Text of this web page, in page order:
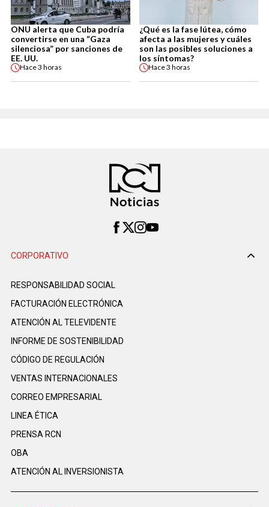
ONU alerta que Cuba podría
convertirse en una “Gaza
silenciosa” por sanciones de
EE. UU.
Hace3 horas
¿Qué es la fase lútea, cómo
afecta a las mujeres y cuáles
son las posibles soluciones a
los síntomas?
Hace3 horas
CORPORATIVO
RESPONSABILIDAD SOCIAL
FACTURACIÓN ELECTRÓNICA
ATENCIÓN AL TELEVIDENTE
INFORME DE SOSTENIBILIDAD
CÓDIGO DE REGULACIÓN
VENTAS INTERNACIONALES
CORREO EMPRESARIAL
LINEA ÉTICA
PRENSA RCN
OBA
ATENCIÓN AL INVERSIONISTA